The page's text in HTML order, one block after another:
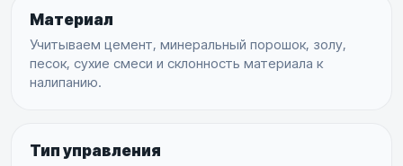
Материал
Учитываем цемент, минеральный порошок, золу,
песок, сухие смеси и склонность материала к
налипанию.
Тип управления